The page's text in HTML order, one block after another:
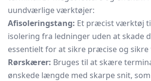
uundværlige værktøjer:
Afisoleringstang: Et præcist værktøj
isolering fra ledninger uden at skade
essentielt for at sikre præcise og sikre
Rørskærer: Bruges til at skære
ønskede længde med skarpe snit,